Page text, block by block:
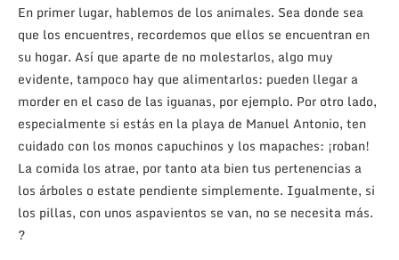
En primer lugar, hablemos de los animales. Sea donde sea
que los encuentres, recordemos que ellos se encuentran en
su hogar. Así que aparte de no molestarlos, algo muy
evidente, tampoco hay que alimentarlos: pueden llegar a
morder en el caso de las iguanas, por ejemplo. Por otro lado,
especialmente si estás en la playa de Manuel Antonio, ten
cuidado con los monos capuchinos y los mapaches: ¡roban!
La comida los atrae, por tanto ata bien tus pertenencias a
los árboles o estate pendiente simplemente. Igualmente, si
los pillas, con unos aspavientos se van, no se necesita más.
?